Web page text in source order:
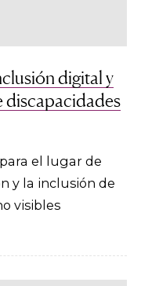
digital y
discapacidades
el lugar de
y la inclusión de
visibles